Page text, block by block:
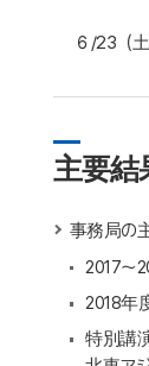
６/23（土
主要結
事務局の
2017～
2018年
特別講